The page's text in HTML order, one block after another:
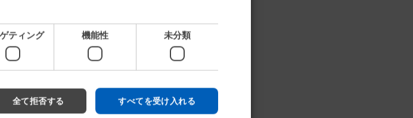
ンロードリンクにな
ートの検索をより迅速に行う方法をテスト中
開始 スキップ
DUTCH
GERMAN
DANISH
JAPANESE
ティング 機能性 未分類
すべてを受け入れる
全て拒否する